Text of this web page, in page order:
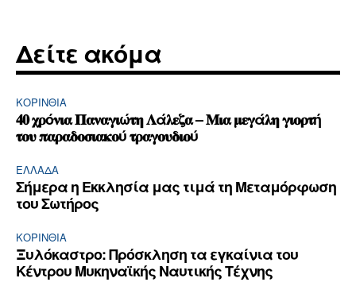
Δείτε ακόμα
ΚΟΡΙΝΘΊΑ
𝟒𝟎 𝛘𝛒ό𝛎𝛊𝛂 𝚷𝛂𝛎𝛂𝛄𝛊ώ𝛕𝛈 𝚲ά𝛌𝛆𝛇𝛂 – 𝚳𝛊𝛂 𝛍𝛆𝛄ά𝛌𝛈 𝛄𝛊𝛐𝛒𝛕ή
𝛕𝛐𝛖 𝛑𝛂𝛒𝛂𝛅𝛐𝛔𝛊𝛂𝛋𝛐ύ 𝛕𝛒𝛂𝛄𝛐𝛖𝛅𝛊𝛐ύ
ΕΛΛΆΔΑ
Σήμερα η Εκκλησία μας τιμά τη Μεταμόρφωση
του Σωτήρος
ΚΟΡΙΝΘΊΑ
Ξυλόκαστρο: Πρόσκληση τα εγκαίνια του
Κέντρου Μυκηναϊκής Ναυτικής Τέχνης